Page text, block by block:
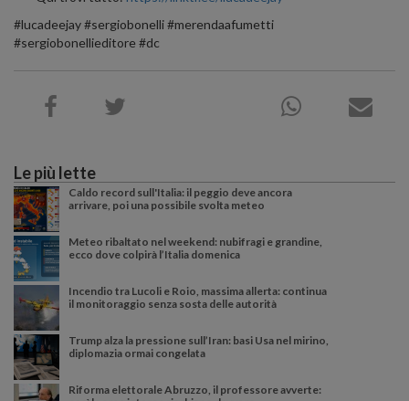
#lucadeejay #sergiobonelli #merendaafumetti
#sergiobonellieditore #dc
Le più lette
Caldo record sull'Italia: il peggio deve ancora
arrivare, poi una possibile svolta meteo
Meteo ribaltato nel weekend: nubifragi e grandine,
ecco dove colpirà l’Italia domenica
Incendio tra Lucoli e Roio, massima allerta: continua
il monitoraggio senza sosta delle autorità
Trump alza la pressione sull’Iran: basi Usa nel mirino,
diplomazia ormai congelata
Riforma elettorale Abruzzo, il professore avverte: